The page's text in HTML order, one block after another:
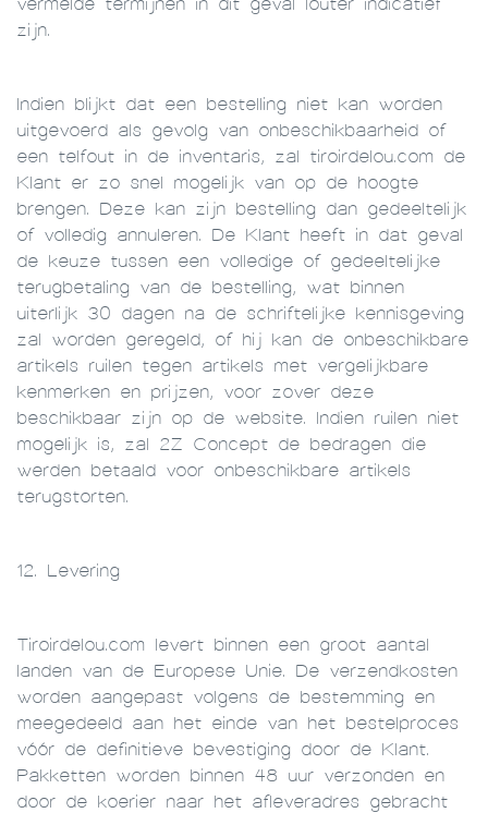
zijn.
Indien blijkt dat een bestelling niet kan worden
uitgevoerd als gevolg van onbeschikbaarheid of
een telfout in de inventaris, zal tiroirdelou.com de
Klant er zo snel mogelijk van op de hoogte
brengen. Deze kan zijn bestelling dan gedeeltelijk
of volledig annuleren. De Klant heeft in dat geval
de keuze tussen een volledige of gedeeltelijke
terugbetaling van de bestelling, wat binnen
uiterlijk 30 dagen na de schriftelijke kennisgeving
zal worden geregeld, of hij kan de onbeschikbare
artikels ruilen tegen artikels met vergelijkbare
kenmerken en prijzen, voor zover deze
beschikbaar zijn op de website. Indien ruilen niet
mogelijk is, zal 2Z Concept de bedragen die
werden betaald voor onbeschikbare artikels
terugstorten.
12. Levering
Tiroirdelou.com levert binnen een groot aantal
landen van de Europese Unie. De verzendkosten
worden aangepast volgens de bestemming en
meegedeeld aan het einde van het bestelproces
vóór de definitieve bevestiging door de Klant.
Pakketten worden binnen 48 uur verzonden en
door de koerier naar het afleveradres gebracht